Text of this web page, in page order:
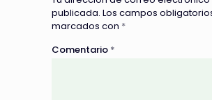
publicada. Los campos
marcados con *
Comentario *